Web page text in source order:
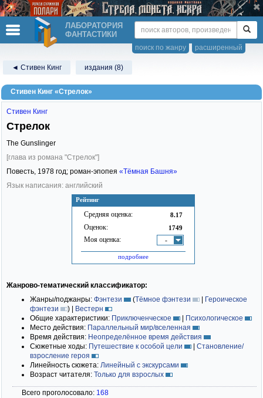
ЛАБОРАТОРИЯ
ФАНТАСТИКИ
расширенный
поиск по жанру
◄ Стивен Кинг издания (8)
Стивен Кинг «Стрелок»
Рейтинг
Средняя оценка: 8.17
Оценок: 1749
Моя оценка: -
подробнее
Стивен Кинг
Стрелок
The Gunslinger
[глава из романа "Стрелок"]
Повесть, 1978 год; роман-эпопея «Тёмная Башня»
Язык написания: английский
Жанрово-тематический классификатор:
Жанры/поджанры: Фэнтези (Тёмное фэнтези | Героическое
фэнтези
) | Вестерн
Общие характеристики: Приключенческое | Психологическое
Место действия: Параллельный мир/вселенная
Время действия: Неопределённое время действия
Сюжетные ходы: Путешествие к особой цели | Становление/
взросление героя
Линейность сюжета: Линейный с экскурсами
Возраст читателя: Только для взрослых
Всего проголосовало: 168